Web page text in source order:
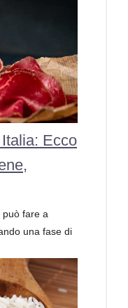
Ecco
può fare a
una fase di